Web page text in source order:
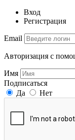
Вход
Регистрация
Email
Авторизация с
Имя
Подписаться
Да
Нет